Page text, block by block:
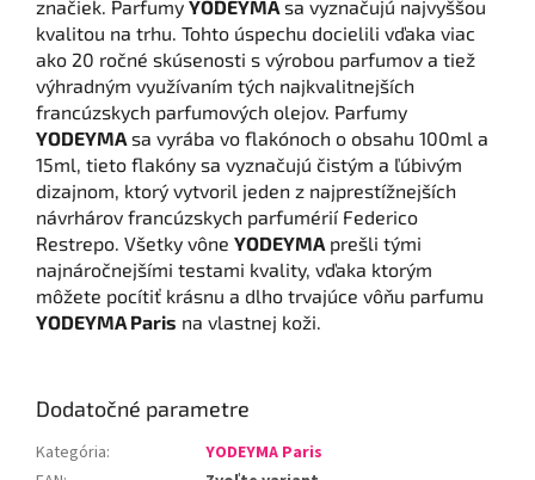
značiek. Parfumy YODEYMA sa vyznačujú najvyššou
kvalitou na trhu. Tohto úspechu docielili vďaka viac
ako 20 ročné skúsenosti s výrobou parfumov a tiež
výhradným využívaním tých najkvalitnejších
francúzskych parfumových olejov. Parfumy
YODEYMA sa vyrába vo flakónoch o obsahu 100ml a
15ml, tieto flakóny sa vyznačujú čistým a ľúbivým
dizajnom, ktorý vytvoril jeden z najprestížnejších
návrhárov francúzskych parfumérií Federico
Restrepo. Všetky vône YODEYMA prešli tými
najnáročnejšími testami kvality, vďaka ktorým
môžete pocítiť krásnu a dlho trvajúce vôňu parfumu
YODEYMA Paris na vlastnej koži.
Dodatočné parametre
Kategória:
YODEYMA Paris